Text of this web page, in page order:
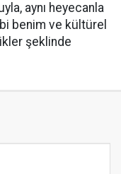
aynı heyecanla
benim ve kültürel
şeklinde